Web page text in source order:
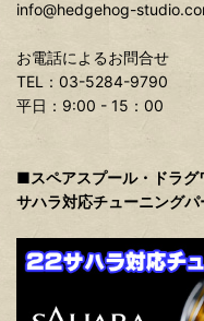
info@hedgehog-
お電話によるお問合せ
TEL：03-5284-9790
平日：9:00 - 15：00
■スペアスプール・ドラグ
サハラ対応チューニングパ